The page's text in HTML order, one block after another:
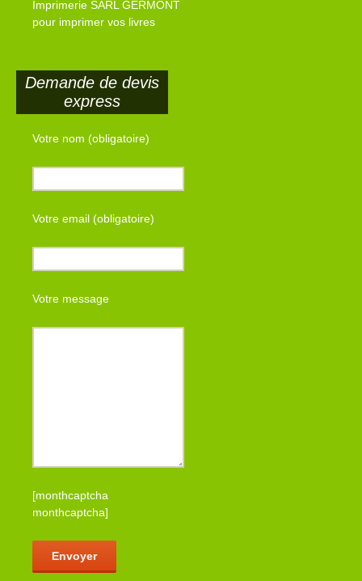
Imprimerie SARL GERMONT
pour imprimer vos livres
Demande de devis
express
Votre nom (obligatoire)
Votre email (obligatoire)
Votre message
[monthcaptcha
monthcaptcha]